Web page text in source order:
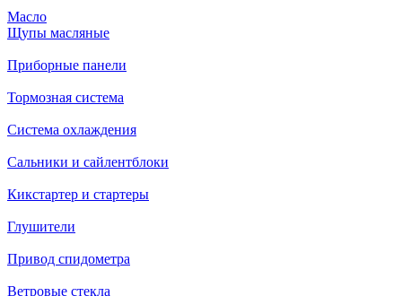
Масло
Щупы масляные
Приборные панели
Тормозная система
Система охлаждения
Сальники и сайлентблоки
Кикстартер и стартеры
Глушители
Привод спидометра
Ветровые стекла